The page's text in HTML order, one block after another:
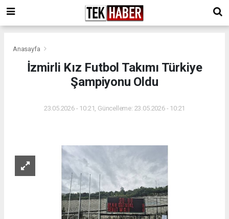
Anasayfa
İzmirli Kız Futbol Takımı Türkiye
Şampiyonu Oldu
23.05.2026 - 10:21, Güncelleme: 23.05.2026 - 10:21